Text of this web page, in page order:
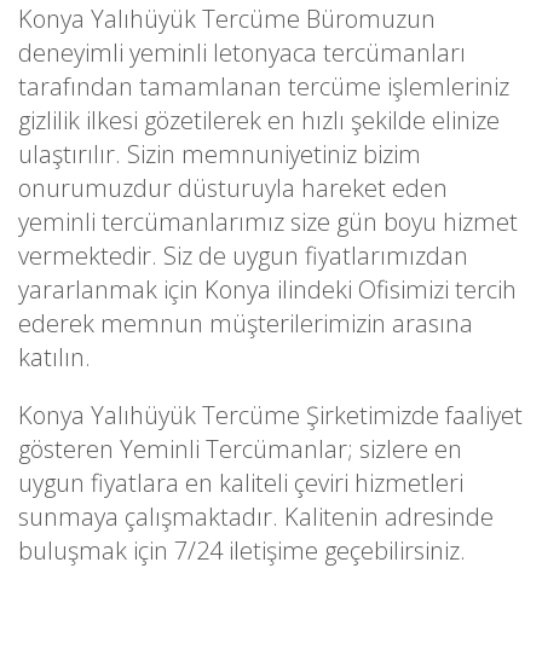
Konya Yalıhüyük Tercüme Büromuzun
deneyimli yeminli letonyaca tercümanları
tarafından tamamlanan tercüme işlemleriniz
gizlilik ilkesi gözetilerek en hızlı şekilde elinize
ulaştırılır. Sizin memnuniyetiniz bizim
onurumuzdur düsturuyla hareket eden
yeminli tercümanlarımız size gün boyu hizmet
vermektedir. Siz de uygun fiyatlarımızdan
yararlanmak için Konya ilindeki Ofisimizi tercih
ederek memnun müşterilerimizin arasına
katılın.
Konya Yalıhüyük Tercüme Şirketimizde faaliyet
gösteren Yeminli Tercümanlar; sizlere en
uygun fiyatlara en kaliteli çeviri hizmetleri
sunmaya çalışmaktadır. Kalitenin adresinde
buluşmak için 7/24 iletişime geçebilirsiniz.